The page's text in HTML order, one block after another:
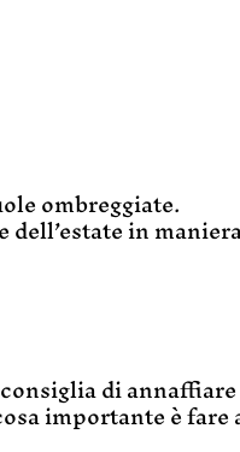
ombreggiate.
in
di
importante è